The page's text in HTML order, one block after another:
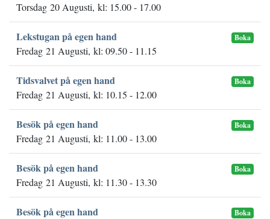
Torsdag 20 Augusti, kl: 15.00 - 17.00
Lekstugan på egen hand Boka
Fredag 21 Augusti, kl: 09.50 - 11.15
Tidsvalvet på egen hand Boka
Fredag 21 Augusti, kl: 10.15 - 12.00
Besök på egen hand Boka
Fredag 21 Augusti, kl: 11.00 - 13.00
Besök på egen hand Boka
Fredag 21 Augusti, kl: 11.30 - 13.30
Besök på egen hand Boka